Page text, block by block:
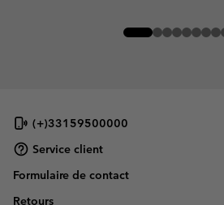
(+)33159500000
Service client
Formulaire de contact
Retours